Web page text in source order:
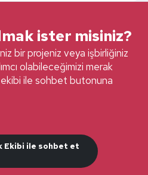
ister misiniz?
bir projeniz veya işbirliğiniz
olabileceğimizi merak
ekibi ile sohbet butonuna
Ekibi ile sohbet et